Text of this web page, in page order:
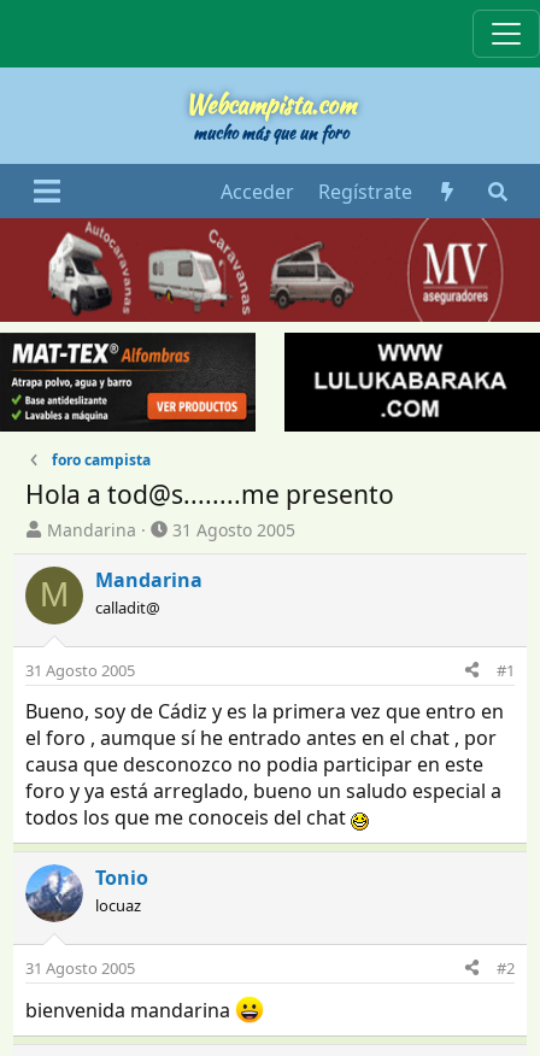
Webcampista.com
mucho más que un foro
Acceder Regístrate
foro campista
Hola a tod@s........me presento
I
n
i
c
i
a
d
o
r
d
e
t
e
m
a
Mandarina
F
e
c
d
i
n
i
c
o
31 Agosto 2005
M Mandarina
calladit@
31 Agosto 2005 #1
Bueno, soy de Cádiz y es la primera vez que entro en
el foro , aumque sí he entrado antes en el chat , por
causa que desconozco no podia participar en este
foro y ya está arreglado, bueno un saludo especial a
todos los que me conoceis del chat
Tonio
locuaz
31 Agosto 2005 #2
bienvenida mandarina